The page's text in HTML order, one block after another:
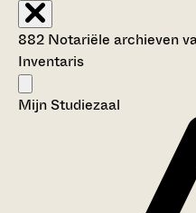
882 Notariële archieven
Inventaris
Mijn Studiezaal